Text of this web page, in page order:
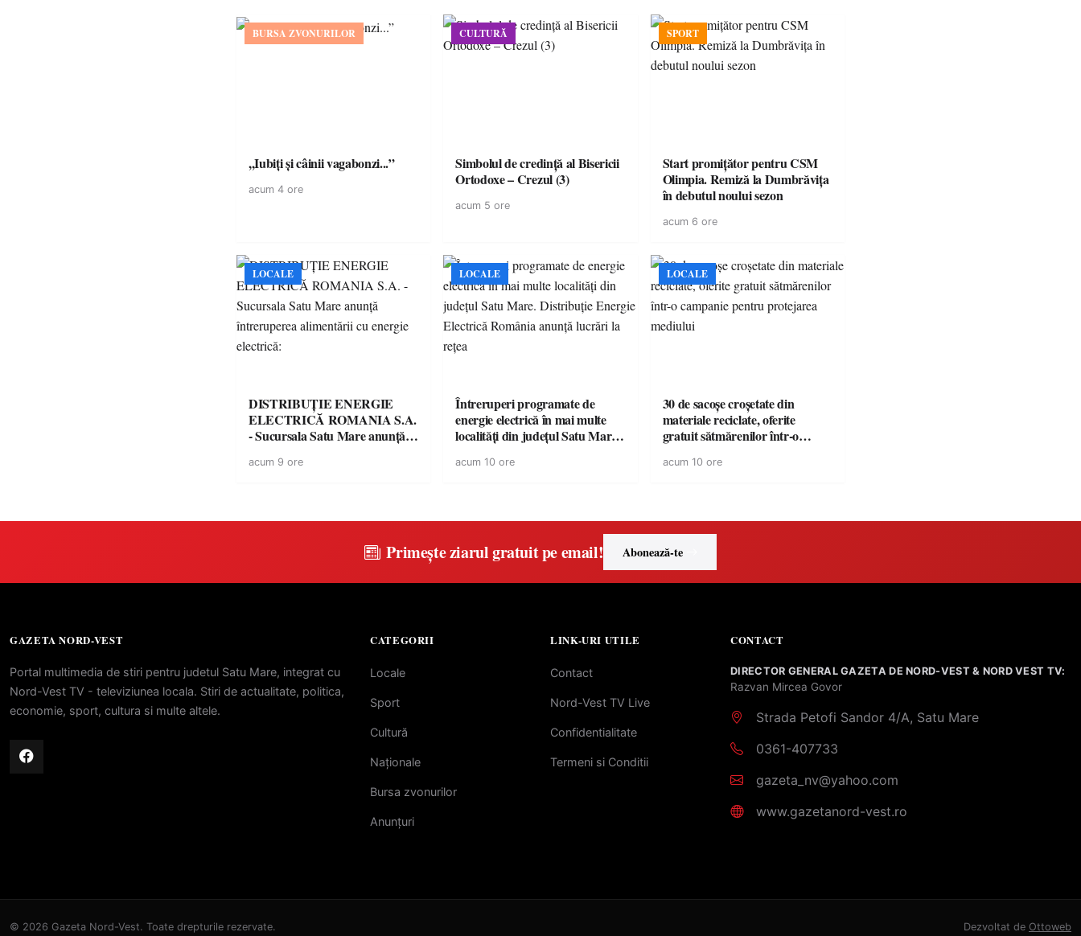
BURSA ZVONURILOR
,,Iubiți și câinii vagabonzi...”
acum 4 ore
CULTURĂ
Simbolul de credinţă al Bisericii
Ortodoxe – Crezul (3)
acum 5 ore
SPORT
Start promițător pentru CSM
Olimpia. Remiză la Dumbrăvița
în debutul noului sezon
acum 6 ore
LOCALE
DISTRIBUȚIE ENERGIE
ELECTRICĂ ROMANIA S.A.
- Sucursala Satu Mare anunţă
energie electrică:
acum 9 ore
LOCALE
Întreruperi programate de
energie electrică în mai multe
localități din județul Satu Mare.
România anunță lucrări la rețea
acum 10 ore
LOCALE
30 de sacoșe croșetate din
materiale reciclate, oferite
gratuit sătmărenilor într-o
mediului
acum 10 ore
Primește ziarul gratuit pe email! Abonează-te
GAZETA NORD-VEST
Portal multimedia de stiri pentru judetul Satu Mare, integrat cu
Nord-Vest TV - televiziunea locala. Stiri de actualitate, politica,
economie, sport, cultura si multe altele.
CATEGORII
Locale
Sport
Cultură
Naționale
Bursa zvonurilor
Anunțuri
LINK-URI UTILE
Contact
Nord-Vest TV Live
Confidentialitate
Termeni si Conditii
CONTACT
DIRECTOR GENERAL GAZETA DE NORD-VEST & NORD VEST TV:
Razvan Mircea Govor
Strada Petofi Sandor 4/A, Satu Mare
0361-407733
gazeta_nv@yahoo.com
www.gazetanord-vest.ro
© 2026 Gazeta Nord-Vest. Toate drepturile rezervate. Dezvoltat de Ottoweb